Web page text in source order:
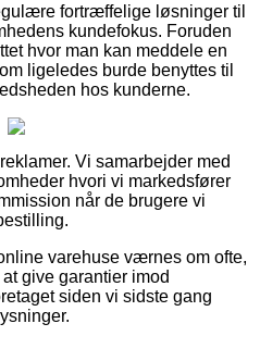
fortræffelige løsninger til
kundefokus. Foruden
hvor man kan meddele en
ligeledes burde benyttes til
hos kunderne.
Vi samarbejder med
hvori vi markedsfører
når de brugere vi
varehuse værnes om ofte,
give garantier imod
siden vi sidste gang